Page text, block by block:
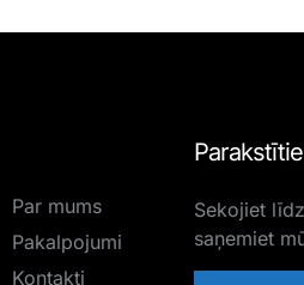
Par mums
Pakalpojumi
Kontakti
Sekojiet
saņemiet